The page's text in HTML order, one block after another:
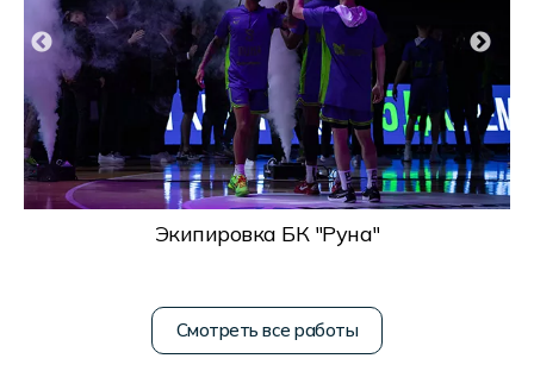
Экипировка БК "Руна"
Смотреть все работы